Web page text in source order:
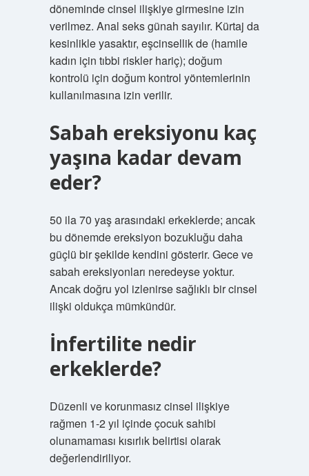
döneminde cinsel ilişkiye girmesine izin
verilmez. Anal seks günah sayılır. Kürtaj da
kesinlikle yasaktır, eşcinsellik de (hamile
kadın için tıbbi riskler hariç); doğum
kontrolü için doğum kontrol yöntemlerinin
kullanılmasına izin verilir.
Sabah ereksiyonu kaç
yaşına kadar devam
eder?
50 ila 70 yaş arasındaki erkeklerde; ancak
bu dönemde ereksiyon bozukluğu daha
güçlü bir şekilde kendini gösterir. Gece ve
sabah ereksiyonları neredeyse yoktur.
Ancak doğru yol izlenirse sağlıklı bir cinsel
ilişki oldukça mümkündür.
İnfertilite nedir
erkeklerde?
Düzenli ve korunmasız cinsel ilişkiye
rağmen 1-2 yıl içinde çocuk sahibi
olunamaması kısırlık belirtisi olarak
değerlendiriliyor.